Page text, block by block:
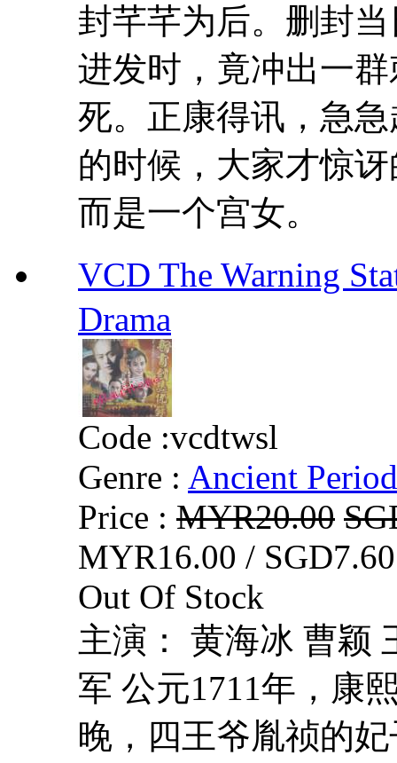
封芊芊为后。删封
进发时，竟冲出一
死。正康得讯，急
的时候，大家才惊
而是一个宫女。
VCD The Warning
Drama
Code :vcdtwsl
Genre : Ancient Period
Price : MYR20.00
MYR16.00 /
Out Of Stock
主演： 黄海冰 曹颖
军 公元1711年，康
晚，四王爷胤祯的